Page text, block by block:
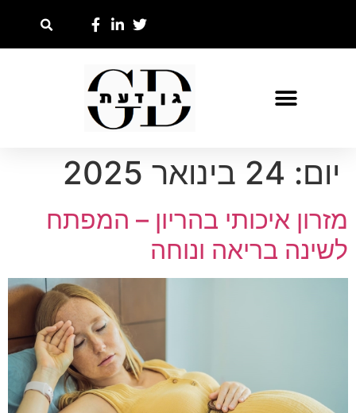
יום: 24 בינואר 2025
מזרון איכותי בהריון – המפתח
לשינה בריאה ונוחה